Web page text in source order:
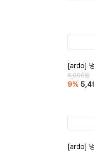
[ardo]
6,090원
9%
[ardo]